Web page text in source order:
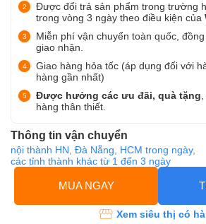
Được đổi trả sản phẩm trong trường
trong vòng 3 ngày theo điều kiện của
Miễn phí vận chuyển toàn quốc,
giao nhận.
Giao hàng hỏa tốc (áp dụng đối với
hàng gần nhất)
Được hưởng các ưu đãi, quà tặng
hàng thân thiết.
Thông tin vận chuyển
nội thành HN, Đà Nẵng, HCM trong ngày,
các tỉnh thành khác từ 1 đến 3 ngày
MUA NGAY
Xem siêu thị có